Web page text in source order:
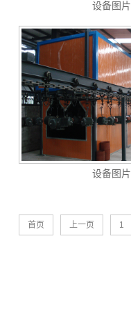
设备图片
设备图片
首页 上一页 1